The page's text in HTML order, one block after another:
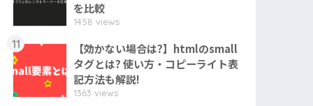
を比較
1458 views
11
【効かない場合は?】htmlのsmall
タグとは? 使い方・コピーライト表
記方法も解説!
1363 views